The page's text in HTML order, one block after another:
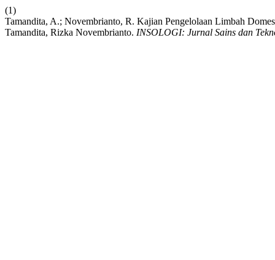
(1)
Tamandita, A.; Novembrianto, R. Kajian Pengelolaan Limbah
Tamandita, Rizka Novembrianto. INSOLOGI: Jurnal Sains dan